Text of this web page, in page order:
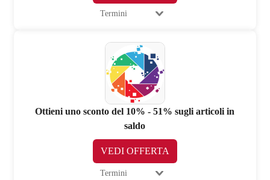
Termini
Ottieni uno sconto del 10% - 51% sugli articoli in
saldo
VEDI OFFERTA
Termini